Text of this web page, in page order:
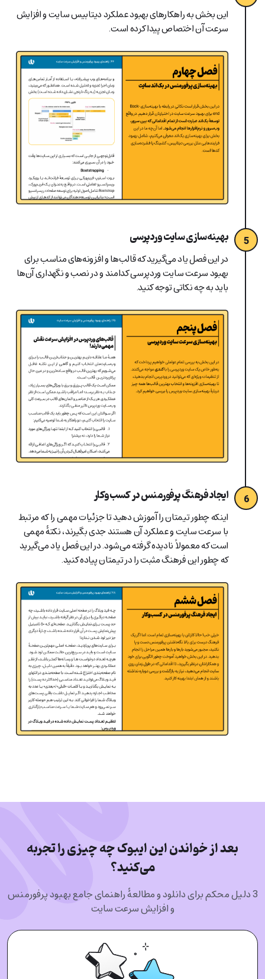
این بخش به راهکارهای بهبود عملکرد دیتابیس سایت و افزایش
سرعت آن اختصاص پیدا کرده است.
5 بهینه‌سازی سایت وردپرسی
در این فصل یاد می‌گیرید که قالب‌ها و افزونه‌های مناسب برای
بهبود سرعت سایت وردپرسی کدامند و در نصب و نگهداری آن‌ها
باید به چه نکاتی توجه کنید.
6 ایجاد فرهنگ پرفورمنس در کسب‌وکار
اینکه چطور تیمتان را آموزش دهید تا جزئیات مهمی را که مرتبط
با سرعت سایت و عملکرد آن هستند جدی بگیرند، نکتۀ مهمی
است که معمولاً نادیده گرفته می‌شود. در این فصل یاد می‌گیرید
که چطور این فرهنگ مثبت را در تیمتان پیاده کنید.
بعد از خواندن این ایبوک چه چیزی را تجربه
می‌کنید؟
3 دلیل محکم برای دانلود و مطالعۀ راهنمای جامع بهبود پرفورمنس
و افزایش سرعت سایت